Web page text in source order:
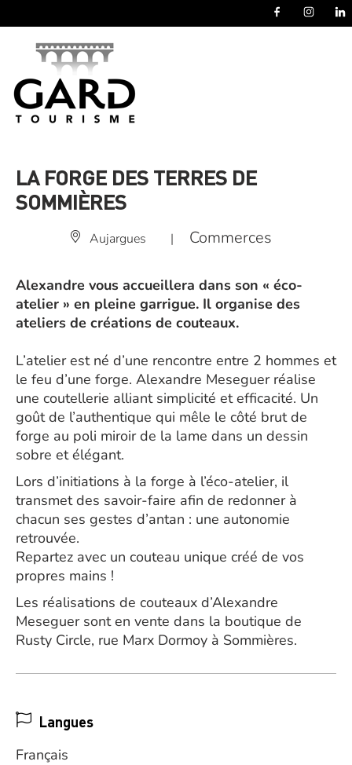
LA FORGE DES TERRES DE
SOMMIÈRES
Aujargues | Commerces
Alexandre vous accueillera dans son « éco-
atelier » en pleine garrigue. Il organise des
ateliers de créations de couteaux.
L’atelier est né d’une rencontre entre 2 hommes et
le feu d’une forge. Alexandre Meseguer réalise
une coutellerie alliant simplicité et efficacité. Un
goût de l’authentique qui mêle le côté brut de
forge au poli miroir de la lame dans un dessin
sobre et élégant.
Lors d’initiations à la forge à l’éco-atelier, il
transmet des savoir-faire afin de redonner à
chacun ses gestes d’antan : une autonomie
retrouvée.
Repartez avec un couteau unique créé de vos
propres mains !
Les réalisations de couteaux d’Alexandre
Meseguer sont en vente dans la boutique de
Rusty Circle, rue Marx Dormoy à Sommières.
Langues
Français